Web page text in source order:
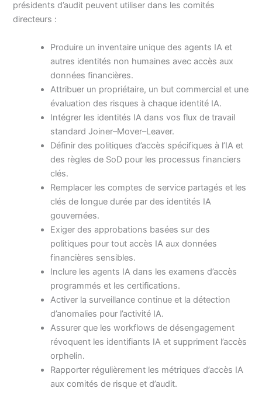
présidents d’audit peuvent utiliser dans les comités
directeurs :
Produire un inventaire unique des agents IA et
autres identités non humaines avec accès aux
données financières.
Attribuer un propriétaire, un but commercial et une
évaluation des risques à chaque identité IA.
Intégrer les identités IA dans vos flux de travail
standard Joiner–Mover–Leaver.
Définir des politiques d’accès spécifiques à l’IA et
des règles de SoD pour les processus financiers
clés.
Remplacer les comptes de service partagés et les
clés de longue durée par des identités IA
gouvernées.
Exiger des approbations basées sur des
politiques pour tout accès IA aux données
financières sensibles.
Inclure les agents IA dans les examens d’accès
programmés et les certifications.
Activer la surveillance continue et la détection
d’anomalies pour l’activité IA.
Assurer que les workflows de désengagement
révoquent les identifiants IA et suppriment l’accès
orphelin.
Rapporter régulièrement les métriques d’accès IA
aux comités de risque et d’audit.